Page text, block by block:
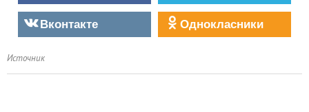
Вконтакте
Однокласники
Источник